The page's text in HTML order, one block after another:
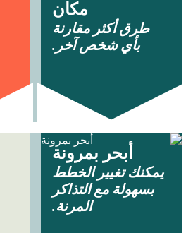
مكان
طرق أكثر مقارنة
بأي شخص آخر.
أبحر بمرونة
يمكنك تغيير الخطط
بسهولة مع التذاكر
المرنة.